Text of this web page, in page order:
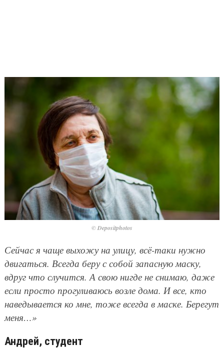
© Depositphotos
Сейчас я чаще выхожу на улицу, всё-таки нужно
двигаться. Всегда беру с собой запасную маску,
вдруг что случится. А свою нигде не снимаю, даже
если просто прогуливаюсь возле дома. И все, кто
наведывается ко мне, тоже всегда в маске. Берегут
меня…»
Андрей, студент